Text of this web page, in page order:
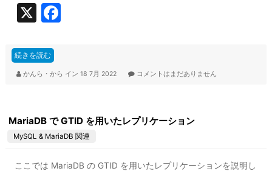
X F
e
o
続きを読む
かんら・から イン 18 7月 2022 コメントはまだありません
MariaDB で GTID を用いたレプリケーション
MySQL & MariaDB 関連
ここでは MariaDB の GTID を用いたレプリケーションを説明し